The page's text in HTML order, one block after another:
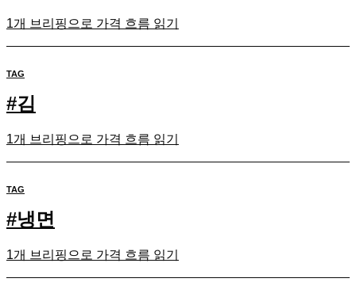
1개 브리핑으로 가격 흐름 읽기
TAG
#김
1개 브리핑으로 가격 흐름 읽기
TAG
#냉면
1개 브리핑으로 가격 흐름 읽기